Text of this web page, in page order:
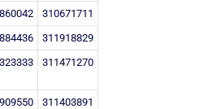
310671711
311918829
311471270
311403891